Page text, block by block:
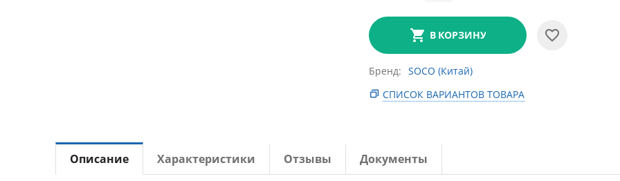
В КОРЗИНУ
Бренд
SOCO (Китай)
СПИСОК ВАРИАНТОВ ТОВАРА
Описание Характеристики Отзывы Документы